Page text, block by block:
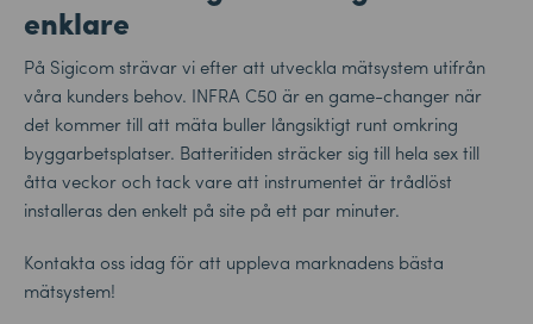
enklare
På Sigicom strävar vi efter att utveckla mätsystem utifrån
våra kunders behov. INFRA C50 är en game-changer när
det kommer till att mäta buller långsiktigt runt omkring
byggarbetsplatser. Batteritiden sträcker sig till hela sex till
åtta veckor och tack vare att instrumentet är trådlöst
installeras den enkelt på site på ett par minuter.
Kontakta oss idag för att uppleva marknadens bästa
mätsystem!